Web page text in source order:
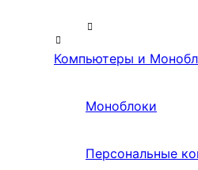
Компьютеры и
Моноблоки
Персональные